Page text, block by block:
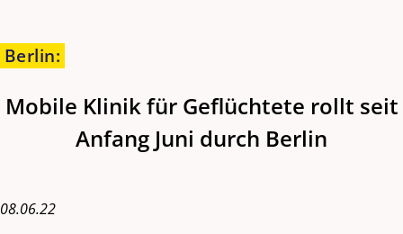
Berlin:
Mobile Klinik für Geflüchtete rollt seit
Anfang Juni durch Berlin
08.06.22